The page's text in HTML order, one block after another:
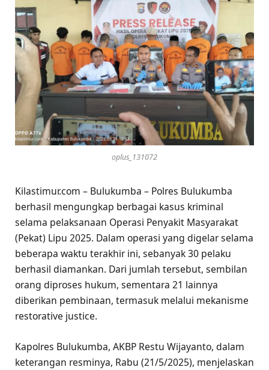
oplus_131072
Kilastimur.com – Bulukumba – Polres Bulukumba
berhasil mengungkap berbagai kasus kriminal
selama pelaksanaan Operasi Penyakit Masyarakat
(Pekat) Lipu 2025. Dalam operasi yang digelar selama
beberapa waktu terakhir ini, sebanyak 30 pelaku
berhasil diamankan. Dari jumlah tersebut, sembilan
orang diproses hukum, sementara 21 lainnya
diberikan pembinaan, termasuk melalui mekanisme
restorative justice.
Kapolres Bulukumba, AKBP Restu Wijayanto, dalam
keterangan resminya, Rabu (21/5/2025), menjelaskan